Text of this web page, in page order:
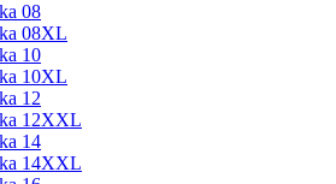
08
08XL
10
10XL
12
12XXL
14
14XXL